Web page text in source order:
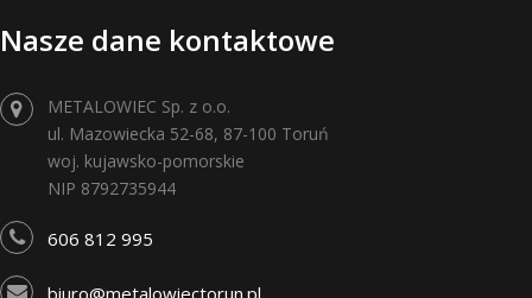
Nasze dane kontaktowe
606 812 995
METALOWIEC Sp. z o.o.
ul. Mazowiecka 52-68, 87-100 Toruń
woj. kujawsko-pomorskie
NIP 8792735944